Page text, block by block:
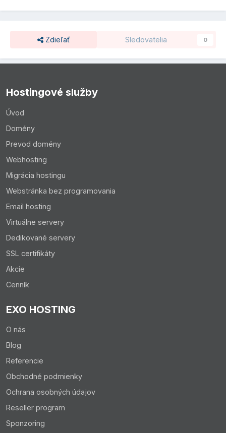
Zdieľať Sledovatelia 0
Hostingové služby
Úvod
Domény
Prevod domény
Webhosting
Migrácia hostingu
Webstránka bez programovania
Email hosting
Virtuálne servery
Dedikované servery
SSL certifikáty
Akcie
Cenník
EXO HOSTING
O nás
Blog
Referencie
Obchodné podmienky
Ochrana osobných údajov
Reseller program
Sponzoring